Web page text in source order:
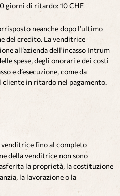
giorni di ritardo: 10 CHF
neanche dopo l’ultimo
del credito. La venditrice
all’azienda dell'incasso Intrum
spese, degli onorari e dei costi
e d’esecuzione, come da
cliente in ritardo nel pagamento.
fino al completo
della venditrice non sono
la proprietà, la costituzione
la lavorazione o la